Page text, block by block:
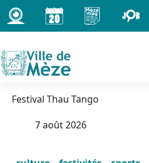
Passer
au
contenu
Festival Thau Tango
7 août 2026